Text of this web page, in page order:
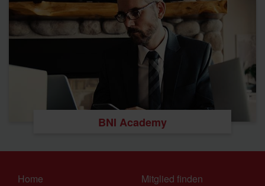
BNI Academy
Home
Mitglied finden